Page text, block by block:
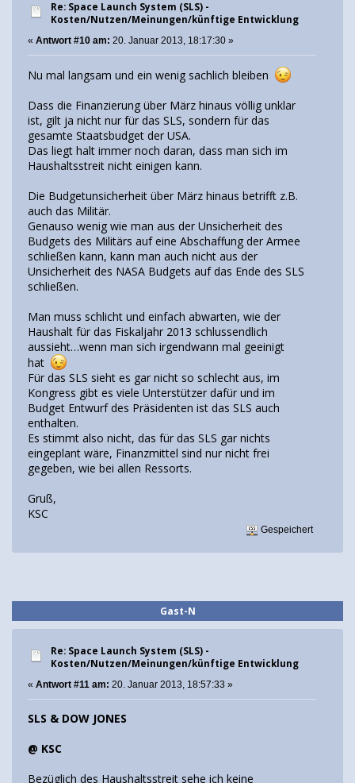
Re: Space Launch System (SLS) -
Kosten/Nutzen/Meinungen/künftige Entwicklung
« Antwort #10 am: 20. Januar 2013, 18:17:30 »
Nu mal langsam und ein wenig sachlich bleiben
Dass die Finanzierung über März hinaus völlig unklar
ist, gilt ja nicht nur für das SLS, sondern für das
gesamte Staatsbudget der USA.
Das liegt halt immer noch daran, dass man sich im
Haushaltsstreit nicht einigen kann.
Die Budgetunsicherheit über März hinaus betrifft z.B.
auch das Militär.
Genauso wenig wie man aus der Unsicherheit des
Budgets des Militärs auf eine Abschaffung der Armee
schließen kann, kann man auch nicht aus der
Unsicherheit des NASA Budgets auf das Ende des SLS
schließen.
Man muss schlicht und einfach abwarten, wie der
Haushalt für das Fiskaljahr 2013 schlussendlich
aussieht…wenn man sich irgendwann mal geeinigt
hat
Für das SLS sieht es gar nicht so schlecht aus, im
Kongress gibt es viele Unterstützer dafür und im
Budget Entwurf des Präsidenten ist das SLS auch
enthalten.
Es stimmt also nicht, das für das SLS gar nichts
eingeplant wäre, Finanzmittel sind nur nicht frei
gegeben, wie bei allen Ressorts.
Gruß,
KSC
Gespeichert
Gast-N
Re: Space Launch System (SLS) -
Kosten/Nutzen/Meinungen/künftige Entwicklung
« Antwort #11 am: 20. Januar 2013, 18:57:33 »
SLS & DOW JONES
@ KSC
Bezüglich des Haushaltsstreit sehe ich keine